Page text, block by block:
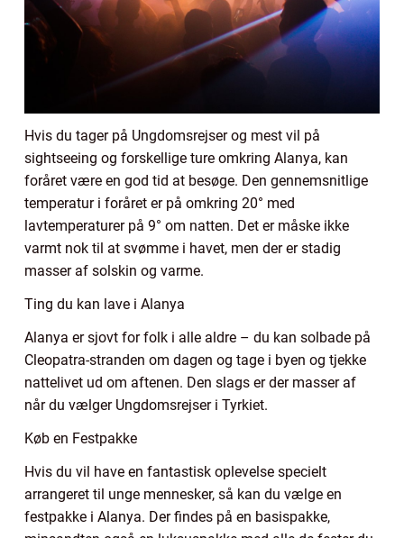
Hvis du tager på Ungdomsrejser og mest vil på
sightseeing og forskellige ture omkring Alanya, kan
foråret være en god tid at besøge. Den gennemsnitlige
temperatur i foråret er på omkring 20° med
lavtemperaturer på 9° om natten. Det er måske ikke
varmt nok til at svømme i havet, men der er stadig
masser af solskin og varme.
Ting du kan lave i Alanya
Alanya er sjovt for folk i alle aldre – du kan solbade på
Cleopatra-stranden om dagen og tage i byen og tjekke
nattelivet ud om aftenen. Den slags er der masser af
når du vælger Ungdomsrejser i Tyrkiet.
Køb en Festpakke
Hvis du vil have en fantastisk oplevelse specielt
arrangeret til unge mennesker, så kan du vælge en
festpakke i Alanya. Der findes på en basispakke,